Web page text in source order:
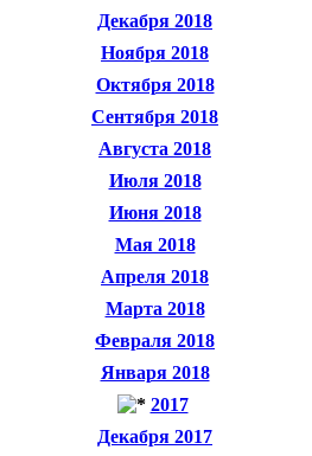
Декабря 2018
Ноября 2018
Октября 2018
Сентября 2018
Августа 2018
Июля 2018
Июня 2018
Мая 2018
Апреля 2018
Марта 2018
Февраля 2018
Января 2018
2017
Декабря 2017